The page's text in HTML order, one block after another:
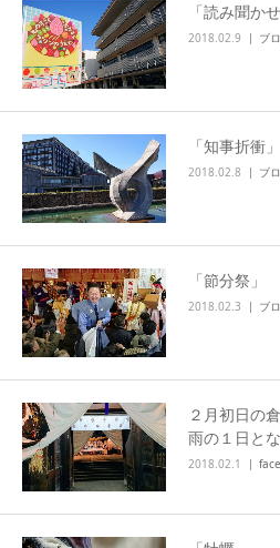
「読み聞かせ
2018.02.9 ブ
「知事折衝」
2018.02.8 ブ
「節分祭」
2018.02.3 ブ
２月初日の
雨の１日と
2018.02.1